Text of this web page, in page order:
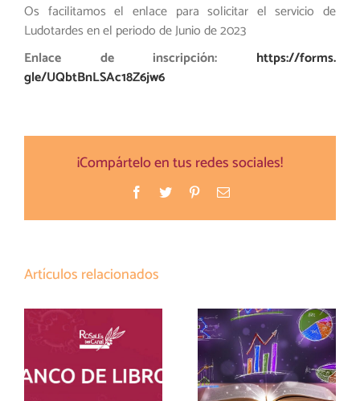
Os facilitamos el enlace para solicitar el servicio de
Ludotardes en el periodo de Junio de 2023
Enlace de inscripción: https://forms.
gle/UQbtBnLSAc18Z6jw6
¡Compártelo en tus redes sociales!
Facebook
Twitter PinterestCorreo
Artículos relacionados
LISTADO
MATERIALES
ESO BANCO
MATERIALES
CURRICULARES
ESO Y BTO 26-27